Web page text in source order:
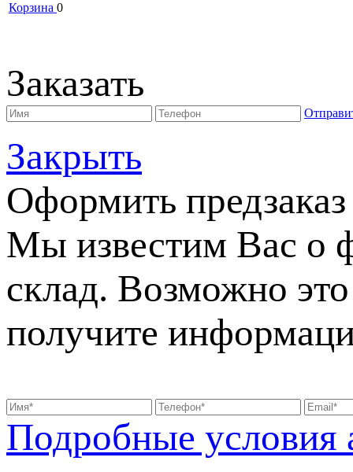
Корзина 0
Заказать
Закрыть
Оформить предзаказ
Мы известим Вас о
склад. Возможно
получите
Подробные условия